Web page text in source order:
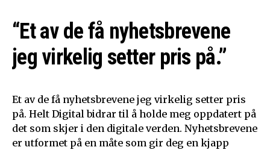
“Et av de få nyhetsbrevene
jeg virkelig setter pris på.”
Et av de få nyhetsbrevene jeg virkelig setter pris
på. Helt Digital bidrar til å holde meg oppdatert på
det som skjer i den digitale verden. Nyhetsbrevene
er utformet på en måte som gir deg en kjapp